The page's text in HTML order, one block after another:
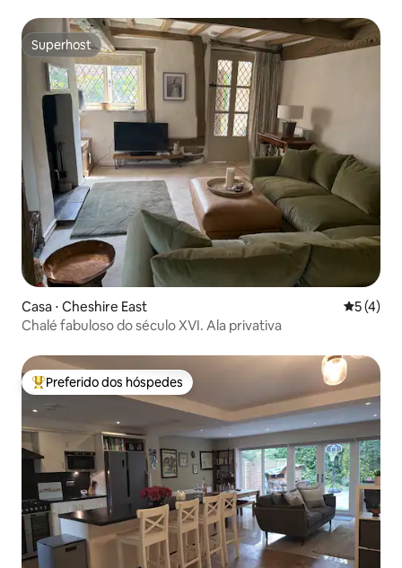
Superhost
Superhost
Casa ⋅ Cheshire East 5 de
5 (4)
Chalé fabuloso do século XVI. Ala privativa
Entre os melhores preferidos dos hóspedes
Preferido dos hóspedes